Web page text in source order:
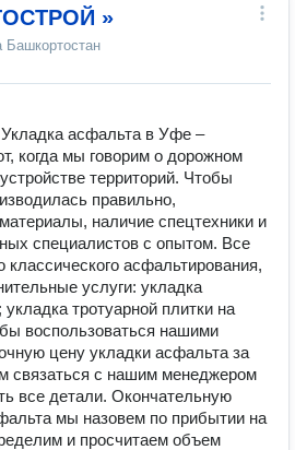
« БЛАГОСТРОЙ »
Башкортостан
асфальта в Уфе –
когда мы говорим о дорожном
территорий. Чтобы
правильно,
наличие спецтехники и
специалистов с опытом. Все
асфальтирования,
услуги: укладка
тротуарной плитки на
воспользоваться нашими
цену укладки асфальта за
связаться с нашим менеджером
все детали. Окончательную
мы назовем по прибытии на
и просчитаем объем